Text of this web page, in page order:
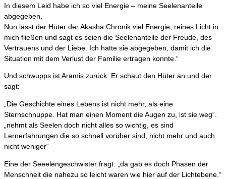
In diesem Leid habe ich so viel Energie – meine Seelenanteile
abgegeben.
Nun lässt der Hüter der Akasha Chronik viel Energie, reines Licht in
mich fließen und sagt es seien die Seelenanteile der Freude, des
Vertrauens und der Liebe. Ich hatte sie abgegeben, damit ich die
Situation mit dem Verlust der Familie ertragen konnte.“
Und schwupps ist Aramis zurück. Er schaut den Hüter an und der
sagt:
„Die Geschichte eines Lebens ist nicht mehr, als eine
Sternschnuppe. Hat man einen Moment die Augen zu, ist sie weg“.
„nehmt als Seelen doch nicht alles so wichtig, es sind
Lernerfahrungen die so schnell vorüber sind, nicht mehr und auch
nicht weniger“
Eine der Seeelengeschwister fragt: „da gab es doch Phasen der
Menschheit die nahezu so leicht waren wie hier auf der Lichtebene.“